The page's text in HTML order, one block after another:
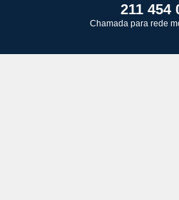
211 454
Chamada para rede